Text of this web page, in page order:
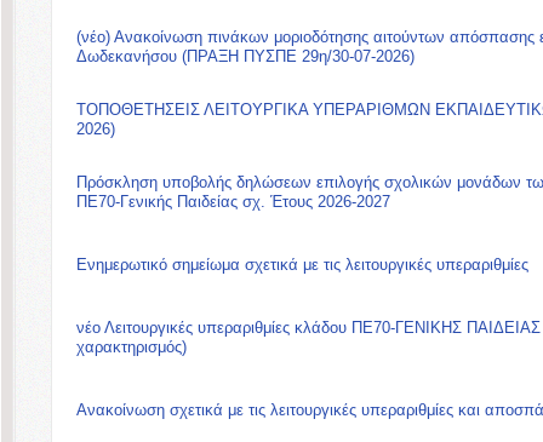
(νέο) Ανακοίνωση πινάκων μοριοδότησης αιτούντων
Δωδεκανήσου (ΠΡΑΞΗ ΠΥΣΠΕ 29η/30-07-2026)
ΤΟΠΟΘΕΤΗΣΕΙΣ ΛΕΙΤΟΥΡΓΙΚΑ ΥΠΕΡΑΡΙΘΜΩΝ
2026)
Πρόσκληση υποβολής δηλώσεων επιλογής σχολικών μονάδων
ΠΕ70-Γενικής Παιδείας σχ. Έτους 2026-2027
Ενημερωτικό σημείωμα σχετικά με τις λειτουργικές υπεραριθμίες
νέο Λειτουργικές υπεραριθμίες κλάδου ΠΕ70-ΓΕΝΙΚΗΣ ΠΑΙΔΕΙΑΣ
χαρακτηρισμός)
Aνακοίνωση σχετικά με τις λειτουργικές υπεραριθμίες και